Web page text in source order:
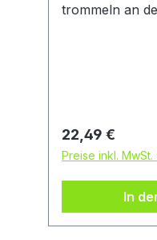
trommeln an
Abweichende
dieHersteller:
GmbH, Hans-
Ulm, DE,
Regulärer Preis:
22,49 €
Preise inkl.
In